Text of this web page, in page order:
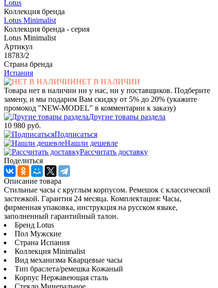
Lotus
Коллекция бренда
Lotus Minimalist
Коллекция бренда - серия
Lotus Minimalist
Артикул
18783/2
Страна бренда
Испания
НЕТ В НАЛИЧИИ
Товара нет в наличии ни у нас, ни у поставщиков. Подберите
замену, и мы подарим Вам скидку от 5% до 20% (укажите
промокод "NEW-MODEL" в комментарии к заказу)
Другие товары раздела
10 980 руб.
Подписаться
Нашли дешевле
Рассчитать доставку
Поделиться
Описание товара
Стильные часы с круглым корпусом. Ремешок с классической
застежкой. Гарантия 24 месяца. Комплектация: Часы,
фирменная упаковка, инструкция на русском языке,
заполненный гарантийный талон.
Бренд Lotus
Пол Мужские
Страна Испания
Коллекция Minimalist
Вид механизма Кварцевые часы
Тип браслета/ремешка Кожаный
Корпус Нержавеющая сталь
Стекло Минеральное